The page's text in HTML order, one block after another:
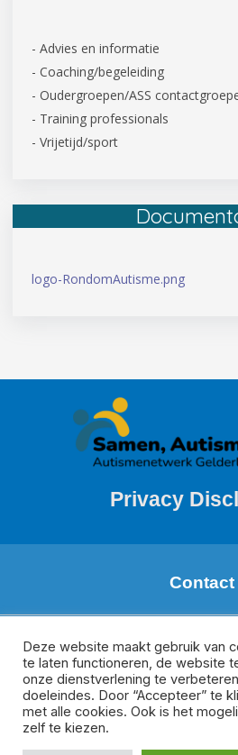
- Advies en informatie
- Coaching/begeleiding
- Oudergroepen/ASS
- Training professionals
- Vrijetijd/sport
logo-RondomAutisme.png
Privacy
Contact
Regio: Zuid
Donate van
Regio Veluwe, Oost-
Deze website maakt gebruik van
te laten functioneren, de website
onze dienstverlening te
doeleindes. Door “Accepteer” te
met alle cookies. Ook is het
zelf te kiezen.